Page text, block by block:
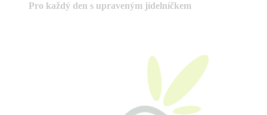
Pro každý den s upraveným jídelníčkem